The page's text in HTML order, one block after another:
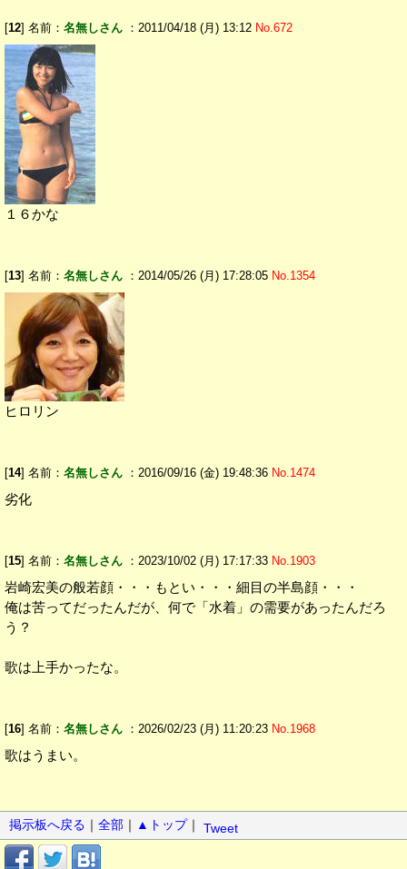
[12] 名前： 名無しさん ：2011/04/18 (月) 13:12 No.672
１６かな
[13] 名前： 名無しさん ：2014/05/26 (月) 17:28:05 No.1354
ヒロリン
[14] 名前： 名無しさん ：2016/09/16 (金) 19:48:36 No.1474
劣化
[15] 名前： 名無しさん ：2023/10/02 (月) 17:17:33 No.1903
岩崎宏美の般若顔・・・もとい・・・細目の半島顔・・・
俺は苦ってだったんだが、何で「水着」の需要があったんだろ
う？
歌は上手かったな。
[16] 名前： 名無しさん ：2026/02/23 (月) 11:20:23 No.1968
歌はうまい。
掲示板へ戻る 全部 ▲トップ｜ Tweet